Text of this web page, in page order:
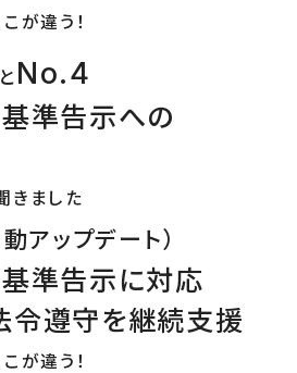
が違う！
No.4
準告示への
きました
アップデート）
基準告示に対応
令遵守を継続支援
が違う！